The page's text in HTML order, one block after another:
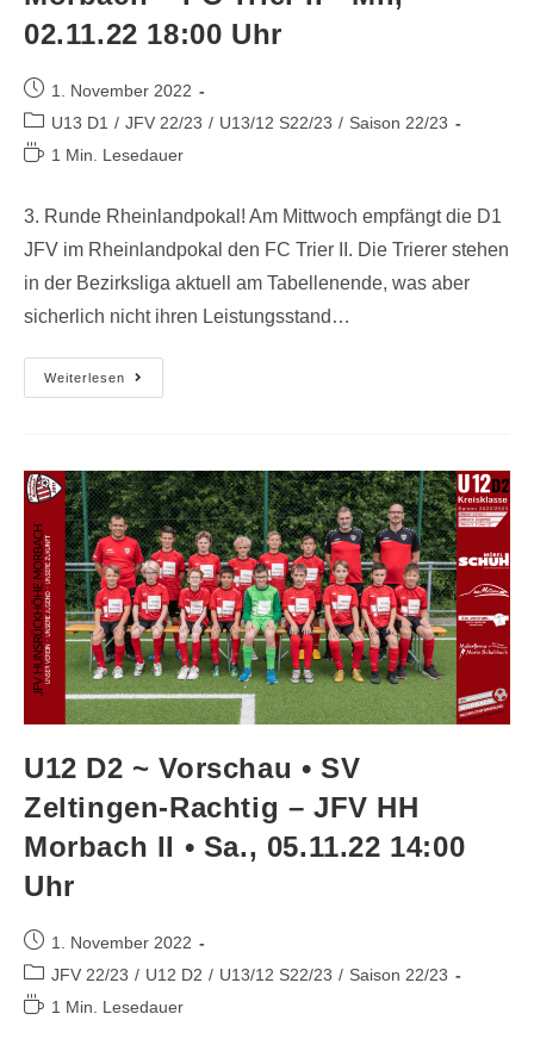
02.11.22 18:00 Uhr
1. November 2022
U13 D1 / JFV 22/23 / U13/12 S22/23 / Saison 22/23
1 Min. Lesedauer
3. Runde Rheinlandpokal! Am Mittwoch empfängt die D1
JFV im Rheinlandpokal den FC Trier II. Die Trierer stehen
in der Bezirksliga aktuell am Tabellenende, was aber
sicherlich nicht ihren Leistungsstand…
Weiterlesen
U12 D2 ~ Vorschau • SV
Zeltingen-Rachtig – JFV HH
Morbach II • Sa., 05.11.22 14:00
Uhr
1. November 2022
JFV 22/23 / U12 D2 / U13/12 S22/23 / Saison 22/23
1 Min. Lesedauer